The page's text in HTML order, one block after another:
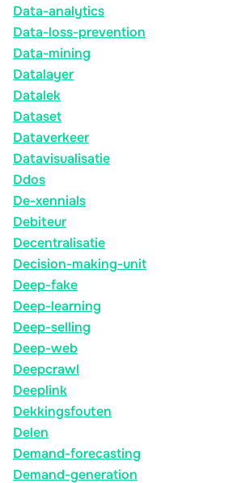
Data-analytics
Data-loss-prevention
Data-mining
Datalayer
Datalek
Dataset
Dataverkeer
Datavisualisatie
Ddos
De-xennials
Debiteur
Decentralisatie
Decision-making-unit
Deep-fake
Deep-learning
Deep-selling
Deep-web
Deepcrawl
Deeplink
Dekkingsfouten
Delen
Demand-forecasting
Demand-generation